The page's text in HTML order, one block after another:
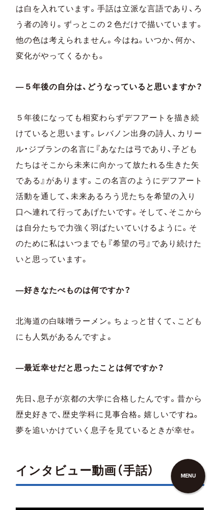
は白を入れています。手話は立派な言語であり、ろ
う者の誇り。ずっとこの２色だけで描いています。
他の色は考えられません。今はね。いつか、何か、
変化がやってくるかも。
―５年後の自分は、どうなっていると思いますか？
５年後になっても相変わらずデフアートを描き続
けていると思います。レバノン出身の詩人、カリー
ル・ジブランの名言に『あなたは弓であり、子ども
たちはそこから未来に向かって放たれる生きた矢
である』があります。この名言のようにデフアート
活動を通して、未来あるろう児たちを希望の入り
口へ連れて行ってあげたいです。そして、そこから
は自分たちで力強く羽ばたいていけるように。そ
のために私はいつまでも『希望の弓』であり続けた
いと思っています。
―好きなたべものは何ですか？
北海道の白味噌ラーメン。ちょっと甘くて、こども
にも人気があるんですよ。
―最近幸せだと思ったことは何ですか？
先日、息子が京都の大学に合格したんです。昔から
歴史好きで、歴史学科に見事合格。嬉しいですね。
夢を追いかけていく息子を見ているときが幸せ。
インタビュー動画（手話） MENU